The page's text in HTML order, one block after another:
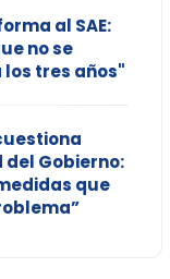
al SAE:
no se
tres años"
Gobierno:
que